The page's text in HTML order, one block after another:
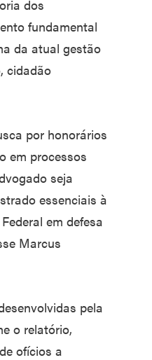
dos
fundamental
da atual gestão
cidadão
por honorários
em processos
seja
essenciais à
em defesa
Marcus
pela
o relatório,
ofícios a